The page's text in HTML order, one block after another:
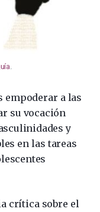
empoderar a las
su vocación
y
en las tareas
crítica sobre el